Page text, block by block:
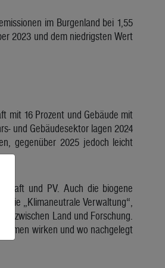
im Burgenland bei 1,55
2023 und dem niedrigsten Wert
mit 16 Prozent und Gebäude mit
und Gebäudesektor lagen 2024
gegenüber 2025 jedoch leicht
und PV. Auch die biogene
„Klimaneutrale Verwaltung“,
zwischen Land und Forschung.
wirken und wo nachgelegt